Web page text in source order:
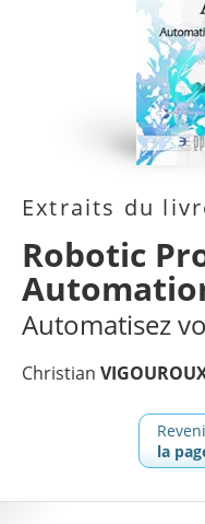
Extraits du
Robotic
Automatisez
Christian
la